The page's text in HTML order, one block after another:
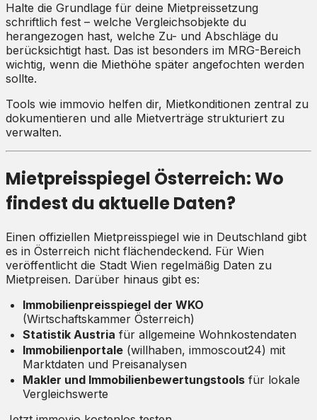
Halte die Grundlage für deine Mietpreissetzung
schriftlich fest – welche Vergleichsobjekte du
herangezogen hast, welche Zu- und Abschläge du
berücksichtigt hast. Das ist besonders im MRG-Bereich
wichtig, wenn die Miethöhe später angefochten werden
sollte.
Tools wie immovio helfen dir, Mietkonditionen zentral zu
dokumentieren und alle Mietverträge strukturiert zu
verwalten.
Mietpreisspiegel Österreich: Wo
findest du aktuelle Daten?
Einen offiziellen Mietpreisspiegel wie in Deutschland gibt
es in Österreich nicht flächendeckend. Für Wien
veröffentlicht die Stadt Wien regelmäßig Daten zu
Mietpreisen. Darüber hinaus gibt es:
Immobilienpreisspiegel der WKO
(Wirtschaftskammer Österreich)
Statistik Austria für allgemeine Wohnkostendaten
Immobilienportale (willhaben, immoscout24) mit
Marktdaten und Preisanalysen
Makler und Immobilienbewertungstools für lokale
Vergleichswerte